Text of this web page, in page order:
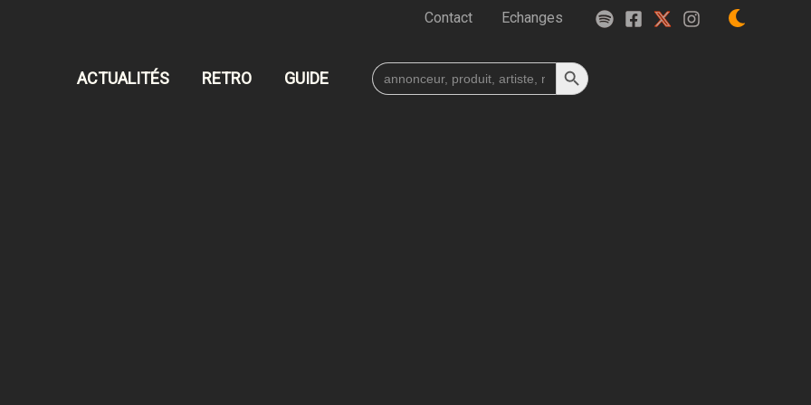
Contact Echanges
ACTUALITÉS RETRO GUIDE
Search
for:
Search Button